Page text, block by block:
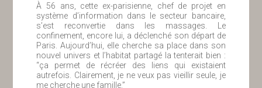
À 56 ans, cette ex-parisienne, chef de projet en
système d’information dans le secteur bancaire,
s’est reconvertie dans les massages. Le
confinement, encore lui, a déclenché son départ de
Paris. Aujourd’hui, elle cherche sa place dans son
nouvel univers et l’habitat partagé la tenterait bien :
“ça permet de récréer des liens qui existaient
autrefois. Clairement, je ne veux pas vieillir seule, je
me cherche une famille.”